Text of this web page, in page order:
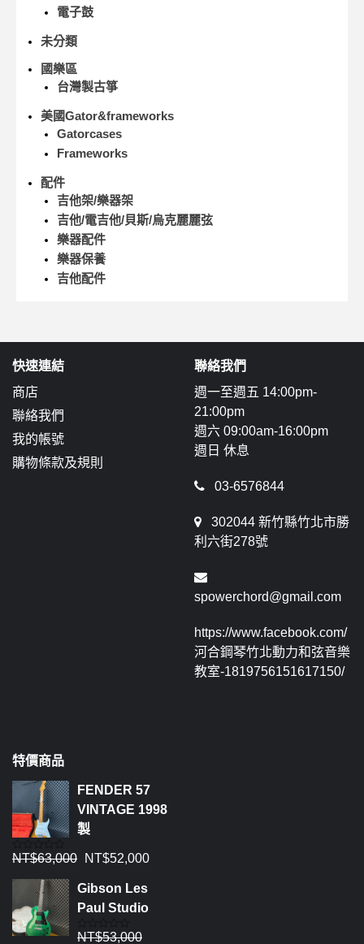
電子鼓
未分類
國樂區
台灣製古箏
美國Gator&frameworks
Gatorcases
Frameworks
配件
吉他架/樂器架
吉他/電吉他/貝斯/烏克麗麗弦
樂器配件
樂器保養
吉他配件
快速連結
商店
聯絡我們
我的帳號
購物條款及規則
聯絡我們
週一至週五 14:00pm-
21:00pm
週六 09:00am-16:00pm
週日 休息
03-6576844
302044 新竹縣竹北市勝
利六街278號
spowerchord@gmail.com
https://www.facebook.com/
河合鋼琴竹北動力和弦音樂
教室-1819756151617150/
特價商品
FENDER 57
VINTAGE 1998
製
評
0
5
NT$63,000 NT$52,000
Gibson Les
Paul Studio
評
NT$53,000